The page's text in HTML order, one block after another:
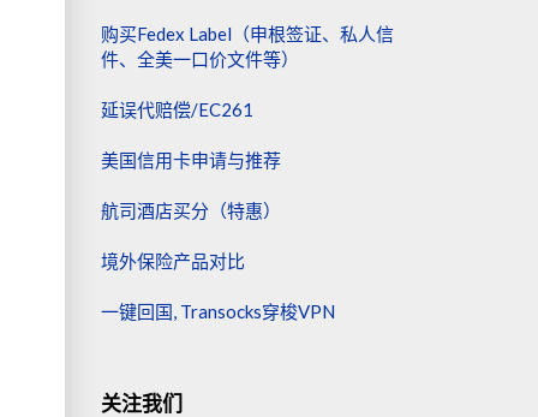
购买Fedex Label（申根签证、私人信
件、全美一口价文件等）
延误代赔偿/EC261
美国信用卡申请与推荐
航司酒店买分（特惠）
境外保险产品对比
一键回国, Transocks穿梭VPN
关注我们